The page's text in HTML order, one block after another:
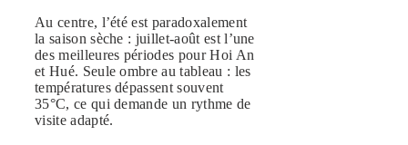
Au centre, l’été est paradoxalement
la saison sèche : juillet-août est l’une
des meilleures périodes pour Hoi An
et Hué. Seule ombre au tableau : les
températures dépassent souvent
35°C, ce qui demande un rythme de
visite adapté.